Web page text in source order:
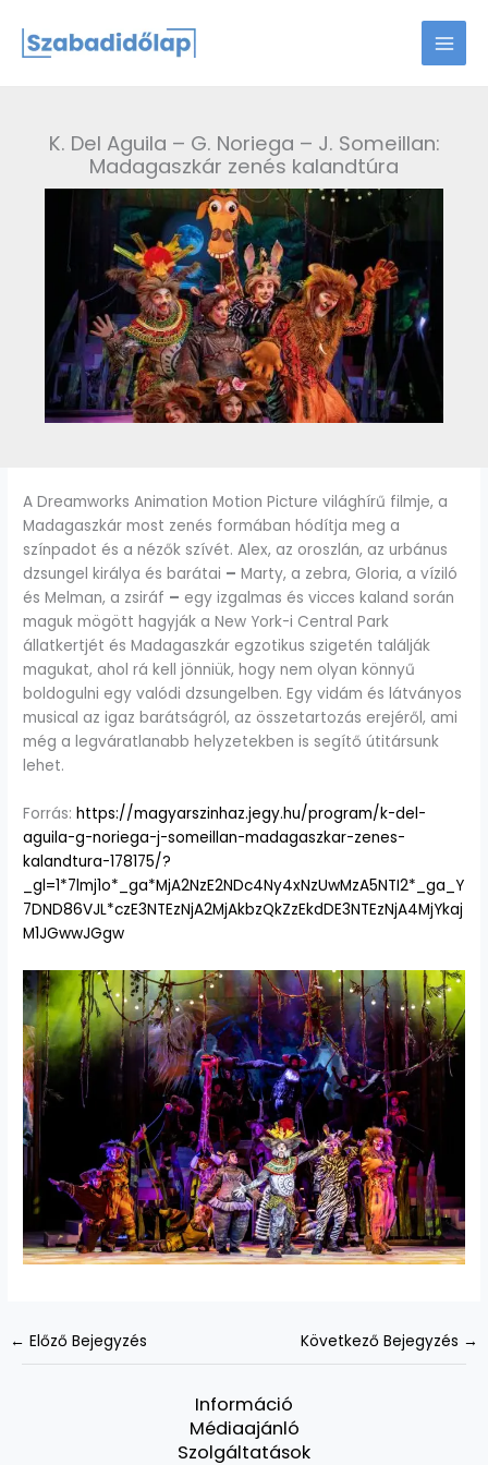
content
K. Del Aguila – G. Noriega – J. Someillan:
Madagaszkár zenés kalandtúra
A Dreamworks Animation Motion Picture világhírű filmje, a
Madagaszkár most zenés formában hódítja meg a
színpadot és a nézők szívét. Alex, az oroszlán, az urbánus
dzsungel királya és barátai – Marty, a zebra, Gloria, a víziló
és Melman, a zsiráf – egy izgalmas és vicces kaland során
maguk mögött hagyják a New York-i Central Park
állatkertjét és Madagaszkár egzotikus szigetén találják
magukat, ahol rá kell jönniük, hogy nem olyan könnyű
boldogulni egy valódi dzsungelben. Egy vidám és látványos
musical az igaz barátságról, az összetartozás erejéről, ami
még a legváratlanabb helyzetekben is segítő útitársunk
lehet.
Forrás:https://magyarszinhaz.jegy.hu/program/k-del-
aguila-g-noriega-j-someillan-madagaszkar-zenes-
kalandtura-178175/?
_gl=1*7lmj1o*_ga*MjA2NzE2NDc4Ny4xNzUwMzA5NTI2*_ga_Y
7DND86VJL*czE3NTEzNjA2MjAkbzQkZzEkdDE3NTEzNjA4MjYkaj
M1JGwwJGgw
← Előző Bejegyzés Következő Bejegyzés →
Információ
Médiaajánló
Szolgáltatások